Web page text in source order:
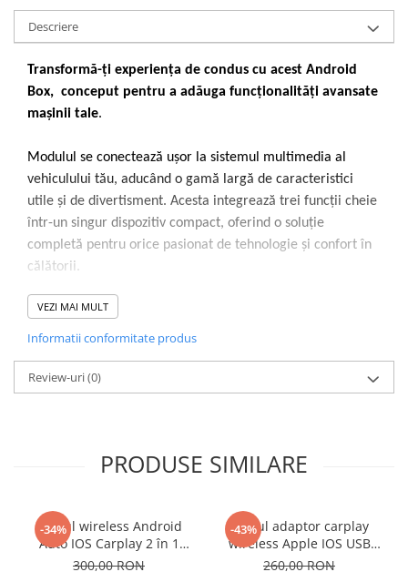
Descriere
Transformă-ți experiența de condus cu acest Android
Box, conceput pentru a adăuga funcționalități avansate
mașinii tale.
Modulul se conectează ușor la sistemul multimedia al
vehiculului tău, aducând o gamă largă de caracteristici
utile și de divertisment. Acesta integrează trei funcții cheie
într-un singur dispozitiv compact, oferind o soluție
completă pentru orice pasionat de tehnologie și confort în
călătorii.
Funcționalități principale:
Conectează-ți iPhone-ul la sistemul auto fără cabluri,
folosind Apple CarPlay Wireless. Accesează aplicațiile
un cablu. Experiența de utilizare este rapidă, simplă și
Android Auto Wireless
Pentru utilizatorii de Android, modulul oferă suport
VEZI MAI MULT
Informatii conformitate produs
Review-uri(0)
PRODUSE SIMILARE
-34%
Modul wireless Android
Auto IOS Carplay 2 în 1
compatibil cu Android și
300,00 RON
-43%
Modul adaptor carplay
wireless Apple IOS USB
USB-C negru pentru Iphone260,00 RON